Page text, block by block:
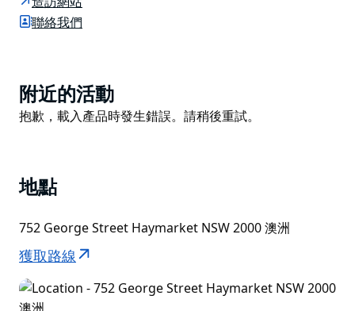
衣房。每個艙體均配備最新科技和多個USB介面。客人可
飯店距離中央火車站僅需步行5分鐘。 Space Q膠囊飯店
距離環形碼頭2.2公里，距離海外客運航廈2.4公里，距離
金斯福德‧史密斯機場7公里。
聯絡我們
Product
List
附近的活動
Product
抱歉，載入產品時發生錯誤。請稍後重試。
地點
752 George Street Haymarket NSW 2000 澳洲
獲取路線